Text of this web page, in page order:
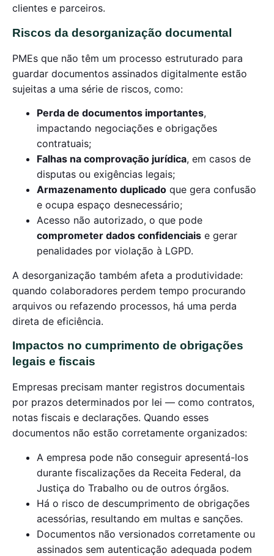
clientes e parceiros.
Riscos da desorganização documental
PMEs que não têm um processo estruturado para
guardar documentos assinados digitalmente estão
sujeitas a uma série de riscos, como:
Perda de documentos importantes,
impactando negociações e obrigações
contratuais;
Falhas na comprovação jurídica, em casos de
disputas ou exigências legais;
Armazenamento duplicado que gera confusão
e ocupa espaço desnecessário;
Acesso não autorizado, o que pode
comprometer dados confidenciais e gerar
penalidades por violação à LGPD.
A desorganização também afeta a produtividade:
quando colaboradores perdem tempo procurando
arquivos ou refazendo processos, há uma perda
direta de eficiência.
Impactos no cumprimento de obrigações
legais e fiscais
Empresas precisam manter registros documentais
por prazos determinados por lei — como contratos,
notas fiscais e declarações. Quando esses
documentos não estão corretamente organizados:
A empresa pode não conseguir apresentá-los
durante fiscalizações da Receita Federal, da
Justiça do Trabalho ou de outros órgãos.
Há o risco de descumprimento de obrigações
acessórias, resultando em multas e sanções.
Documentos não versionados corretamente ou
assinados sem autenticação adequada podem